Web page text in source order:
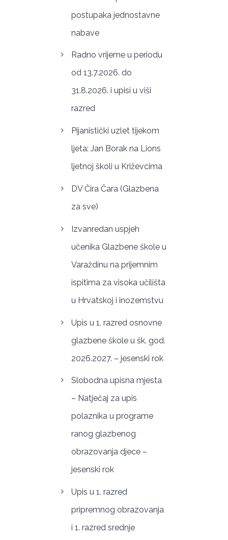
postupaka jednostavne
nabave
Radno vrijeme u periodu
od 13.7.2026. do
31.8.2026. i upisi u viši
razred
Pijanistički uzlet tijekom
ljeta: Jan Borak na Lions
ljetnoj školi u Križevcima
DV Čira Čara (Glazbena
za sve)
Izvanredan uspjeh
učenika Glazbene škole u
Varaždinu na prijemnim
ispitima za visoka učilišta
u Hrvatskoj i inozemstvu
Upis u 1. razred osnovne
glazbene škole u šk. god.
2026.2027. – jesenski rok
Slobodna upisna mjesta
– Natječaj za upis
polaznika u programe
ranog glazbenog
obrazovanja djece –
jesenski rok
Upis u 1. razred
pripremnog obrazovanja
i 1. razred srednje